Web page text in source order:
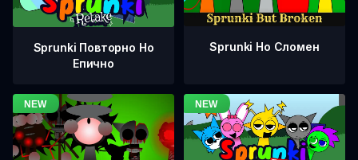
Sprunki Повторно Но
Епично
Sprunki Но Сломен